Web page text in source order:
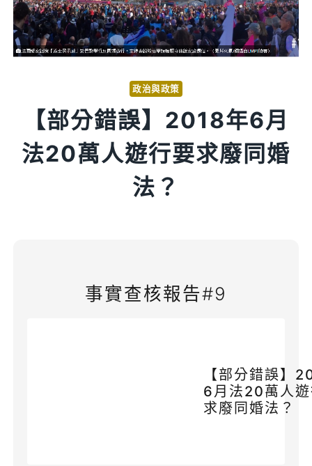
政治與政策
【部分錯誤】2018年6月
法20萬人遊行要求廢同婚
法？
事實查核報告#9
【部分錯誤】
6月法20萬人
求廢同婚法？